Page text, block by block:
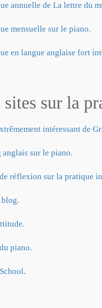
annuelle de La lettre du
mensuelle sur le piano.
en langue anglaise fort
sites sur la
intéressant de
anglais sur le piano.
réflexion sur la pratique
piano.